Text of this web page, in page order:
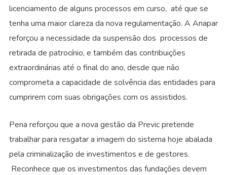
licenciamento de alguns processos em curso, até que se
tenha uma maior clareza da nova regulamentação. A Anapar
reforçou a necessidade da suspensão dos processos de
retirada de patrocínio, e também das contribuições
extraordinárias até o final do ano, desde que não
comprometa a capacidade de solvência das entidades para
cumprirem com suas obrigações com os assistidos.
Pena reforçou que a nova gestão da Previc pretende
trabalhar para resgatar a imagem do sistema hoje abalada
pela criminalização de investimentos e de gestores.
Reconhece que os investimentos das fundações devem